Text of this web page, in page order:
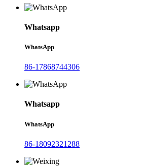
Whatsapp
WhatsApp
86-17868744306
Whatsapp
WhatsApp
86-18092321288